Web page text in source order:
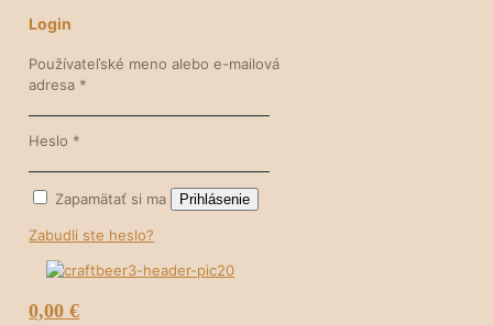
Login
Používateľské meno alebo e-mailová
adresa *
Heslo *
Zapamätať si ma Prihlásenie
Zabudli ste heslo?
0
0,00 €